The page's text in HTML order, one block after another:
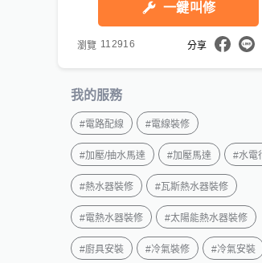
一鍵叫修
瀏覽 112916 分享
我的服務
#電路配線 #電線裝修
#加壓/抽水馬達 #加壓馬達 #水電
#熱水器裝修 #瓦斯熱水器裝修
#電熱水器裝修 #太陽能熱水器裝修
#廚具安裝 #冷氣裝修 #冷氣安裝